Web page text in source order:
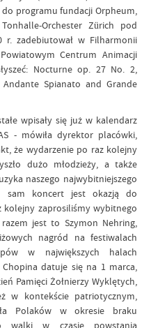
do programu fundacji Orpheum,
Orchester Zürich pod
r. zadebiutował w Filharmonii
Centrum Animacji
Nocturne op. 27 No. 2,
Spianato and Grande
wpisały się już w kalendarz
- mówiła dyrektor placówki,
że wydarzenie po raz kolejny
dużo młodzieży, a także
naszego najwybitniejszego
sam koncert jest okazją do
kolejny zaprosiliśmy wybitnego
jest to Szymon Nehring,
nagród na festiwalach
w największych halach
datuje się na 1 marca,
Pamięci Żołnierzy Wyklętych,
w kontekście patriotycznym,
Polaków w okresie braku
walki w czasie powstania